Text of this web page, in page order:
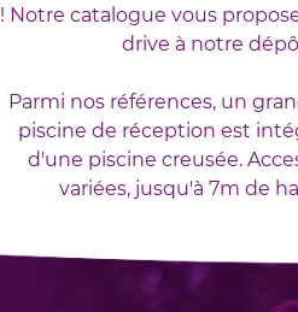
! Notre catalogue vous
drive à notre
Parmi nos références, un
piscine de réception est
d'une piscine creusée.
variées, jusqu'à 7m de